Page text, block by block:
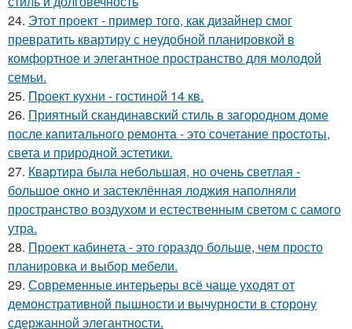
24. Этот проект - пример того, как дизайнер смог
превратить квартиру с неудобной планировкой в
комфортное и элегантное пространство для молодой
семьи.
25. Проект кухни - гостиной 14 кв.
26. Приятный скандинавский стиль в загородном доме
после капитального ремонта - это сочетание простоты,
света и природной эстетики.
27. Квартира была небольшая, но очень светлая -
большое окно и застеклённая лоджия наполняли
пространство воздухом и естественным светом с самого
утра.
28. Проект кабинета - это гораздо больше, чем просто
планировка и выбор мебели.
29. Современные интерьеры всё чаще уходят от
демонстративной пышности и вычурности в сторону
сдержанной элегантности.